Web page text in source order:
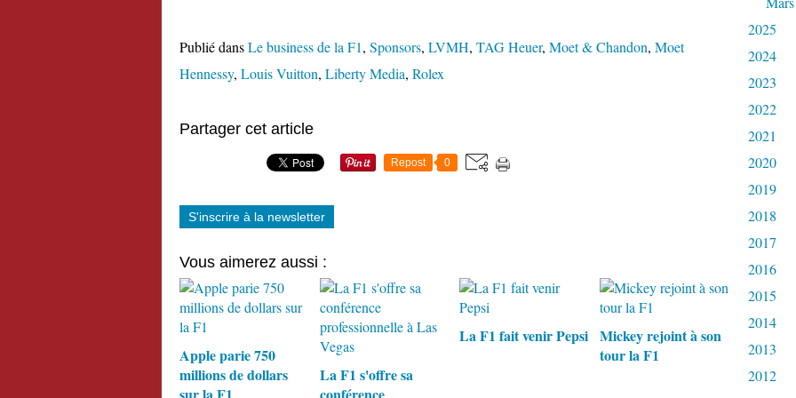
Publié dansLe business de la F1, Sponsors, LVMH, TAG Heuer, Moet & Chandon, Moet
Hennessy, Louis Vuitton, Liberty Media, Rolex
Partager cet article
Repost 0
S'inscrire à la newsletter
Vous aimerez aussi :
Apple parie 750
millions de dollars
La F1 s'offre sa
La F1 fait venir Pepsi Mickey rejoint à son
tour la F1
2025
2024
2023
2022
2021
2020
2019
2018
2017
2016
2015
2014
2013
2012